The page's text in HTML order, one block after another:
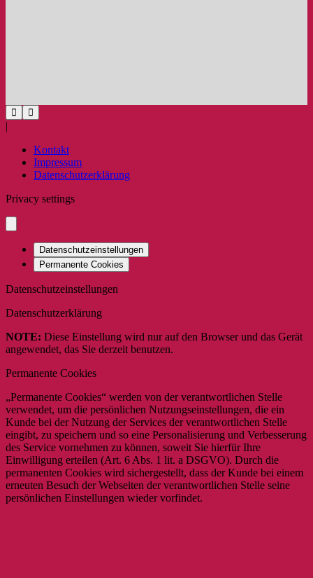
|
Kontakt
Impressum
Datenschutzerklärung
Privacy settings
Datenschutzeinstellungen
Permanente Cookies
Datenschutzeinstellungen
Datenschutzerklärung
NOTE: Diese Einstellung wird nur auf den Browser und das Gerät
angewendet, das Sie derzeit benutzen.
Permanente Cookies
„Permanente Cookies“ werden von der verantwortlichen Stelle
verwendet, um die persönlichen Nutzungseinstellungen, die ein
Kunde bei der Nutzung der Services der verantwortlichen Stelle
eingibt, zu speichern und so eine Personalisierung und Verbesserung
des Service vornehmen zu können, soweit Sie hierfür Ihre
Einwilligung erteilen (Art. 6 Abs. 1 lit. a DSGVO). Durch die
permanenten Cookies wird sichergestellt, dass der Kunde bei einem
erneuten Besuch der Webseiten der verantwortlichen Stelle seine
persönlichen Einstellungen wieder vorfindet.